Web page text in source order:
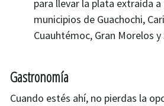
para llevar la plata extraída
municipios de Guachochi,
Cuauhtémoc, Gran Morelos y
Gastronomía
Cuando estés ahí, no pierdas la